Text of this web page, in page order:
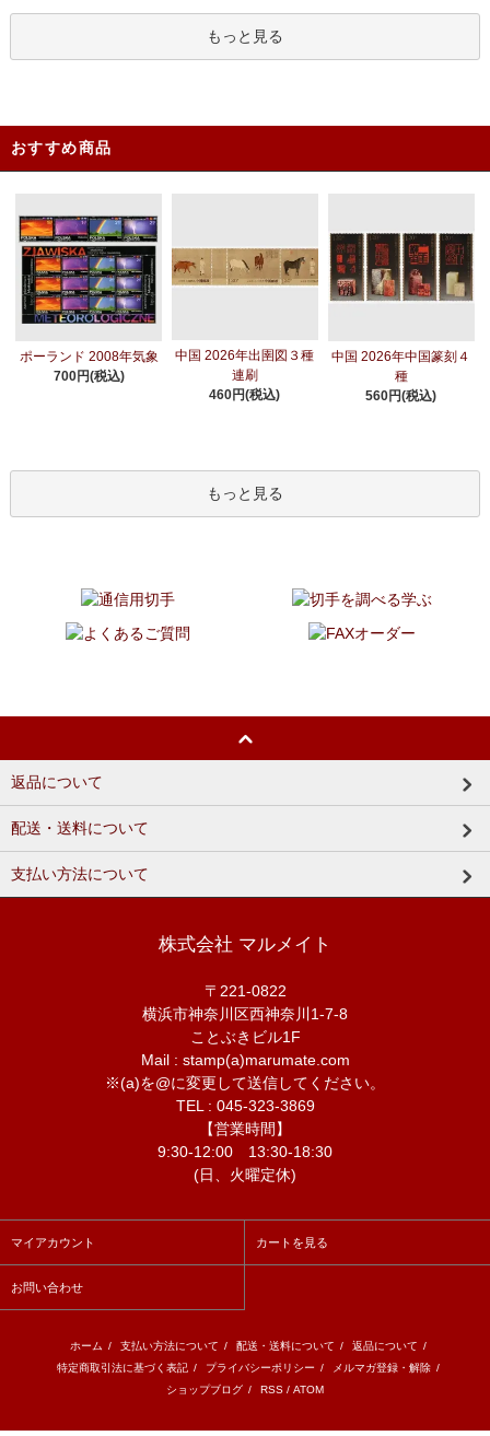
もっと見る
おすすめ商品
ポーランド 2008年気象
700円(税込)
中国 2026年出圉図３種
連刷
460円(税込)
中国 2026年中国篆刻４
種
560円(税込)
もっと見る
返品について
配送・送料について
支払い方法について
株式会社 マルメイト
〒221-0822
横浜市神奈川区西神奈川1-7-8
ことぶきビル1F
Mail : stamp(a)marumate.com
※(a)を@に変更して送信してください。
TEL : 045-323-3869
【営業時間】
9:30-12:00 13:30-18:30
(日、火曜定休)
マイアカウント カートを見る
お問い合わせ
ホーム / 支払い方法について / 配送・送料について / 返品について /
特定商取引法に基づく表記 / プライバシーポリシー / メルマガ登録・解除 /
ショップブログ / RSS / ATOM